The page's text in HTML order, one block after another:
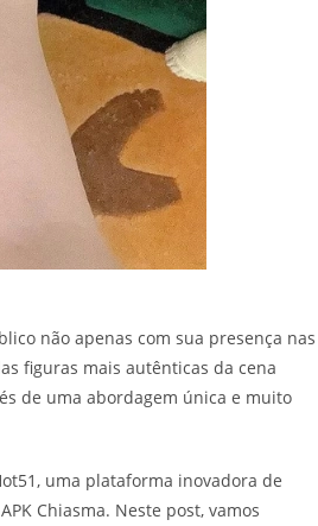
não apenas com sua presença nas
figuras mais autênticas da cena
de uma abordagem única e muito
uma plataforma inovadora de
Chiasma. Neste post, vamos